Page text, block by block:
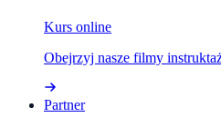
Kurs online
Obejrzyj nasze filmy
Partner